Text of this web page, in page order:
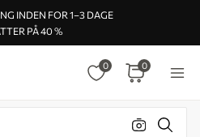
INDEN FOR 1–3 DAGE
PÅ 40 %
0 0